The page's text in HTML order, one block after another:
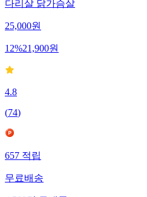
다리살 닭가슴살
25,000원
12%21,900원
4.8
(74)
657적립
무료배송